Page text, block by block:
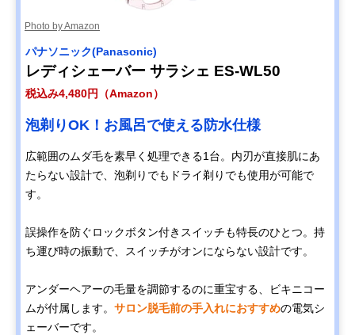
Photo by Amazon
パナソニック(Panasonic)
レディシェーバー サラシェ ES-WL50
税込み4,480円（Amazon）
泡剃りOK！お風呂で使える防水仕様
広範囲のムダ毛を素早く処理できる1台。内刃が直接肌にあ
たらない設計で、泡剃りでもドライ剃りでも使用が可能で
す。
誤操作を防ぐロックボタン付きスイッチも特長のひとつ。持
ち運び時の振動で、スイッチがオンにならない設計です。
アンダーヘアーの毛量を調節するのに重宝する、ビキニコー
ムが付属します。 サロン脱毛前の手入れにおすすめの電気シ
ェーバーです。